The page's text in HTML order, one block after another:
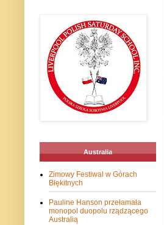
Australia
Zimowy Festiwal w Górach
Błękitnych
Pauline Hanson przełamała
monopol duopolu rządzącego
Australią